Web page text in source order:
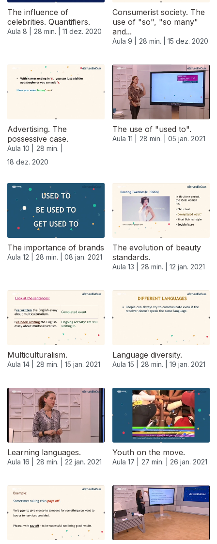
The influence of
celebrities. Quantifiers.
Aula 8 | 28 min. | 11 dez. 2020
Consumerist society. The
use of "so", "so many"
and...
Aula 9 | 28 min. | 15 dez. 2020
Advertising. The
possessive case.
Aula 10 |
28 min. |
18 dez. 2020
The use of "used to".
Aula 11 | 28 min. | 05 jan. 2021
The importance of brands
Aula 12 | 28 min. | 08 jan. 2021
The evolution of beauty
standards.
Aula 13 | 28 min. | 12 jan. 2021
Multiculturalism.
Aula 14 | 28 min. | 15 jan. 2021
Language diversity.
Aula 15 | 28 min. | 19 jan. 2021
Learning languages.
Aula 16 | 28 min. | 22 jan. 2021
Youth on the move.
Aula 17 | 27 min. | 26 jan. 2021